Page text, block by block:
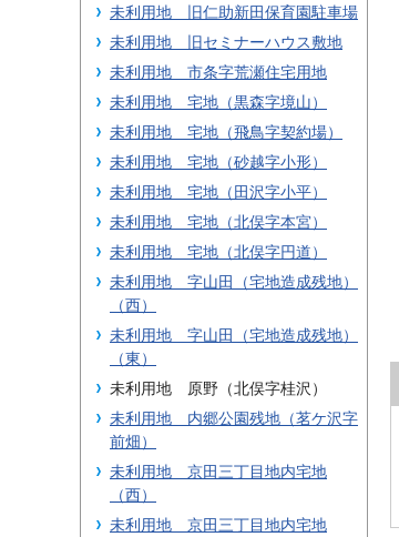
未利用地 旧仁助新田保育園駐車場
未利用地 旧セミナーハウス敷地
未利用地 市条字荒瀬住宅用地
未利用地 宅地（黒森字境山）
未利用地 宅地（飛鳥字契約場）
未利用地 宅地（砂越字小形）
未利用地 宅地（田沢字小平）
未利用地 宅地（北俣字本宮）
未利用地 宅地（北俣字円道）
未利用地 字山田（宅地造成残地）
（西）
未利用地 字山田（宅地造成残地）
（東）
未利用地 原野（北俣字桂沢）
未利用地 内郷公園残地（茗ケ沢字
前畑）
未利用地 京田三丁目地内宅地
（西）
未利用地 京田三丁目地内宅地